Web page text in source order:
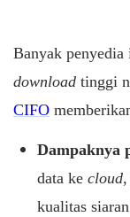
Banyak penyedia
download tinggi
CIFO
Dampaknya
data ke cloud
kualitas